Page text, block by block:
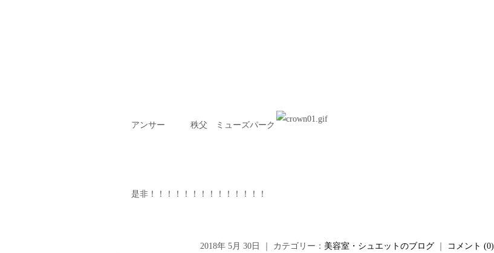
アンサー 秩父 ミューズパーク
是非！！！！！！！！！！！！！！
2018年 5月 30日 ｜ カテゴリー： 美容室・シュエットのブログ コメント (0)